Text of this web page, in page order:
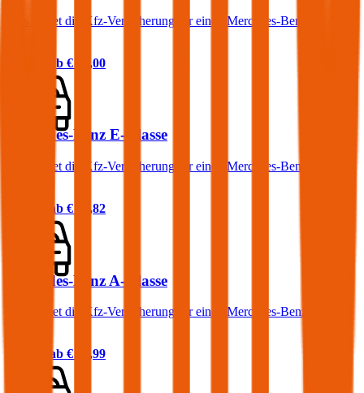
Was kostet die Kfz-Versicherung für einen Mercedes-Benz C-
Prämie ab € 99,00
Mercedes-Benz E-Klasse
Was kostet die Kfz-Versicherung für einen Mercedes-Benz E-
Prämie ab € 86,82
Mercedes-Benz A-Klasse
Was kostet die Kfz-Versicherung für einen Mercedes-Benz A-
Prämie ab € 63,99